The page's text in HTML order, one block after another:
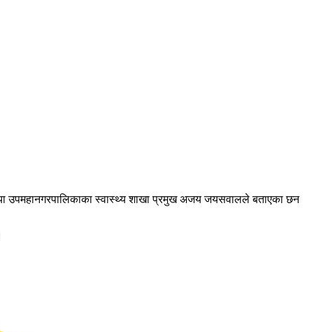
उपमहानगरपालिकाका स्वास्थ्य शाखा प्रमुख अजय जयसवालले बताएका छन